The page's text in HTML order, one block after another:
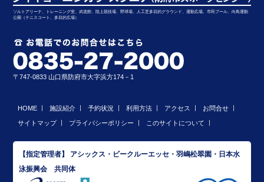
ソルトアリーナ、トレーニング室、武道館、陸上競技場、野球場、人工芝多目的グラウンド、運動広場、市民プール、向島運動
公園（テニスコート、多目的広場）
〒747-0833 山口県防府市大字浜方174－1
HOME 施設紹介 予約状況 利用方法 アクセス お問合せ
サイトマップ プライバシーポリシー このサイトについて
【指定管理者】 アシックス・ビークルーエッセ・羽嶋松翠園・日本水
泳振興会 共同体